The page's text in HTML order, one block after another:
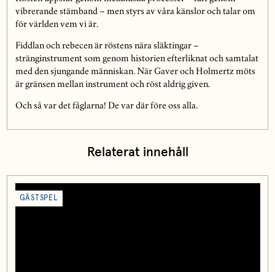
vibrerande stämband – men styrs av våra känslor och talar om
för världen vem vi är.
Fiddlan och rebecen är röstens nära släktingar –
stränginstrument som genom historien efterliknat och samtalat
med den sjungande människan. När Gaver och Holmertz möts
är gränsen mellan instrument och röst aldrig given.
Och så var det fåglarna! De var där före oss alla.
Relaterat innehåll
GÄSTSPEL